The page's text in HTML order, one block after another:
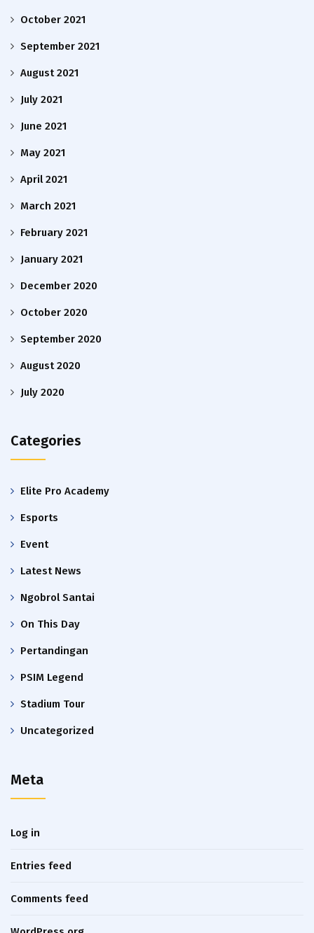
October 2021
September 2021
August 2021
July 2021
June 2021
May 2021
April 2021
March 2021
February 2021
January 2021
December 2020
October 2020
September 2020
August 2020
July 2020
Categories
Elite Pro Academy
Esports
Event
Latest News
Ngobrol Santai
On This Day
Pertandingan
PSIM Legend
Stadium Tour
Uncategorized
Meta
Log in
Entries feed
Comments feed